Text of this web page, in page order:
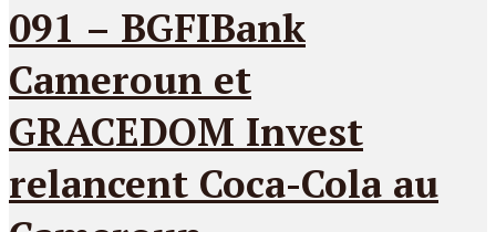
091 – BGFIBank
Cameroun et
GRACEDOM Invest
relancent Coca-Cola au